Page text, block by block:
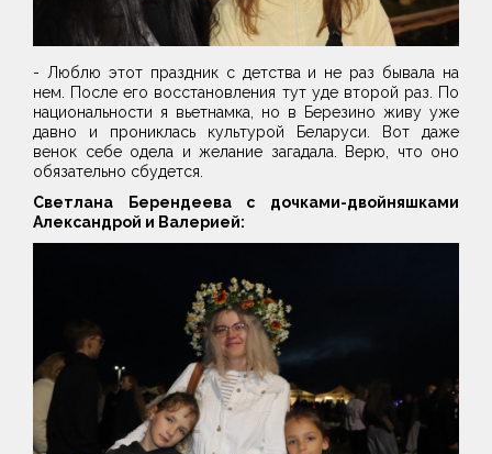
- Люблю этот праздник с детства и не раз бывала на
нем. После его восстановления тут уде второй раз. По
национальности я вьетнамка, но в Березино живу уже
давно и прониклась культурой Беларуси. Вот даже
венок себе одела и желание загадала. Верю, что оно
обязательно сбудется.
Светлана Берендеева с дочками-двойняшками
Александрой и Валерией: